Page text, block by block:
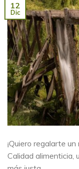
12
Dic
¡Quiero regalarte un
Calidad alimenticia,